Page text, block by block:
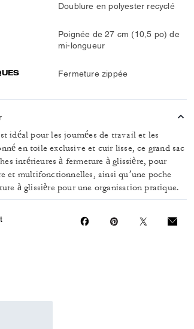
Doublure en polyester recyclé
Poignée de 27 cm (10,5 po) de
mi-longueur
Fermeture zippée
idéal pour les journées de travail et les
en toile exclusive et cuir lisse, ce grand sac
intérieures à fermeture à glissière, pour
et multifonctionnelles, ainsi qu’une poche
à glissière pour une organisation pratique.